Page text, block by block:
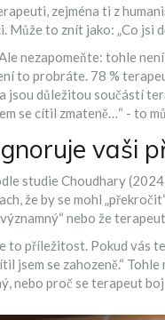
zejména ti z
Může to znít jako: „Co jsi
. Ale nezapomeňte: tohle
to probráte. 78 %
jsou důležitou součástí
se cítil zmateně…“ - to
vaši
studie Choudhary(2024
že by se mohl
nebo že terapeut
to příležitost. Pokud vás
jsem se zahozeně.“
nebo proč se terapeut